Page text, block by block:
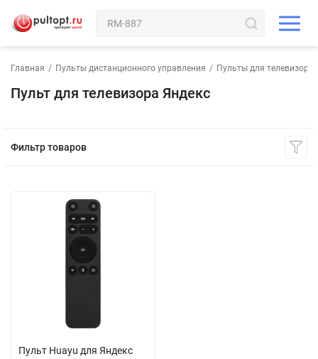
Главная / Пульты дистанционного управления / Пульты для телевизора
Пульт для телевизора Яндекс
Фильтр товаров
Пульт Huayu для Яндекс